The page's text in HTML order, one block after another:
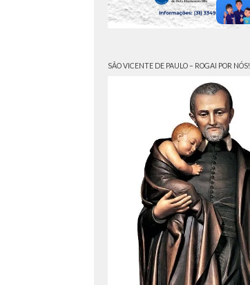
SÃO VICENTE DE PAULO – ROGAI POR NÓS!